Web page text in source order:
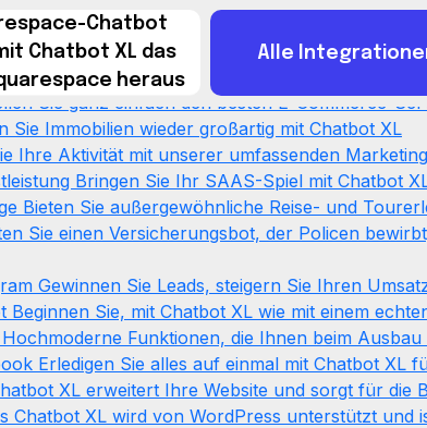
Bieten Sie Ihren Patienten eine erstklassige
Sie Kandidaten und automatisieren Sie Prozesse
Sie ganz einfach den besten E-Commerce-
Sie Immobilien wieder großartig mit Chatbot XL
Ihre Aktivität mit unserer umfassenden
Bringen Sie Ihr SAAS-Spiel mit Chatbot
Bieten Sie außergewöhnliche Reise- und
Sie einen Versicherungsbot, der Policen
Gewinnen Sie Leads, steigern Sie Ihren
Beginnen Sie, mit Chatbot XL wie mit einem
Hochmoderne Funktionen, die Ihnen beim
Erledigen Sie alles auf einmal mit Chatbot XL
XL erweitert Ihre Website und sorgt für die
Chatbot XL wird von WordPress unterstützt und
mehr, Chatbot
sich um Sie!
Kunden
Chatbot
Chatbot XL das
heraus
Alle